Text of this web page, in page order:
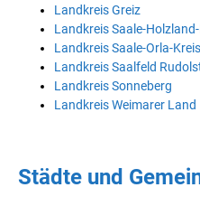
Landkreis Greiz
Landkreis Saale-
Landkreis Saale-Orla-Kreis
Landkreis Saalfeld
Landkreis Sonneberg
Landkreis Weimarer Land
Städte und